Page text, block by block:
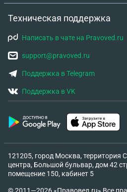
потребовать компенсацию?
Техническая поддержка
Написать в чате на Pravoved.ru
support@pravoved.ru
Поддержка в Telegram
Поддержка в VK
121205, город Москва, территория
центра, Большой бульвар, дом 42
помещение 150, кабинет 5